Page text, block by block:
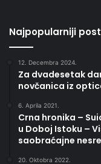
Najpopularniji
12. Decembra 2024.
Za dvadesetak
novčanica iz
6. Aprila 2021.
Crna hronika –
u Doboj Istoku –
saobraćajne
20. Oktobra 2022.